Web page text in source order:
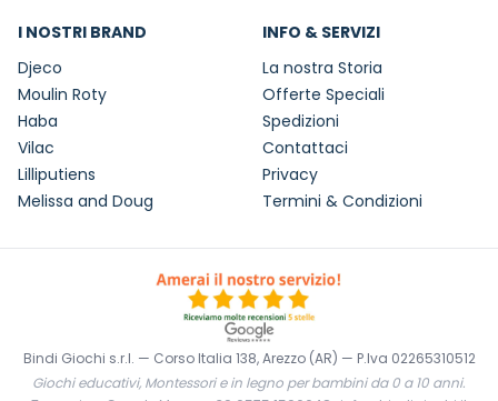
I NOSTRI BRAND
Djeco
Moulin Roty
Haba
Vilac
Lilliputiens
Melissa and Doug
INFO & SERVIZI
La nostra Storia
Offerte Speciali
Spedizioni
Contattaci
Privacy
Termini & Condizioni
Bindi Giochi s.r.l. — Corso Italia 138, Arezzo (AR) — P.Iva 02265310512
Giochi educativi, Montessori e in legno per bambini da 0 a 10 anni.